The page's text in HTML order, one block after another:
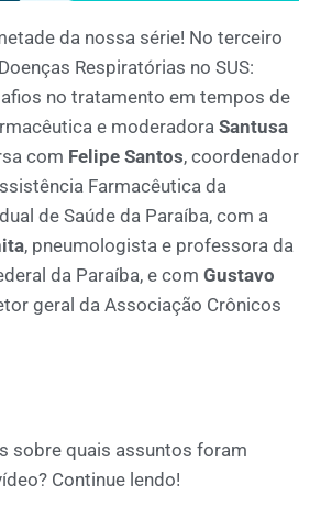
da nossa série! No terceiro
Respiratórias no SUS:
no tratamento em tempos de
e moderadora Santusa
com Felipe Santos, coordenador
Farmacêutica da
de Saúde da Paraíba, com a
, pneumologista e professora da
da Paraíba, e com Gustavo
geral da Associação Crônicos
sobre quais assuntos foram
Continue lendo!